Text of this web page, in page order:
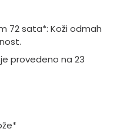
72 sata*: Koži odmah
provedeno na 23